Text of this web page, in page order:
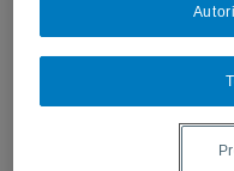
médecins
d’information sur